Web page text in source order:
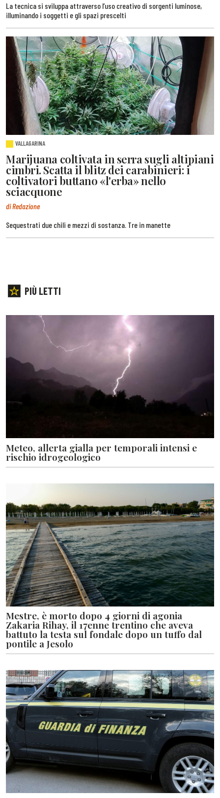
La tecnica si sviluppa attraverso l’uso creativo di sorgenti luminose,
illuminando i soggetti e gli spazi prescelti
VALLAGARINA
Marijuana coltivata in serra sugli altipiani
cimbri. Scatta il blitz dei carabinieri: i
coltivatori buttano «l'erba» nello
sciacquone
di Redazione
Sequestrati due chili e mezzi di sostanza. Tre in manette
PIÙ LETTI
Meteo, allerta gialla per temporali intensi e
rischio idrogeologico
Mestre, è morto dopo 4 giorni di agonia
Zakaria Rihay, il 17enne trentino che aveva
battuto la testa sul fondale dopo un tuffo dal
pontile a Jesolo